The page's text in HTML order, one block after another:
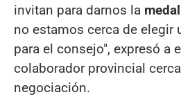
invitan para darnos la
no estamos cerca de elegir
para el consejo", expresó a
colaborador provincial
negociación.